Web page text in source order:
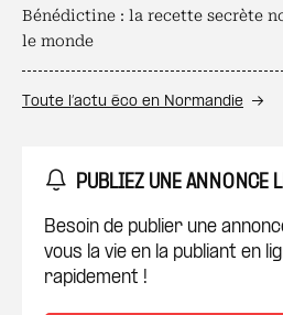
Bénédictine : la recette secrète
le monde
Toute l’actu éco en Normandie
PUBLIEZ UNE ANNONCE
Besoin de publier une
vous la vie en la publiant en
rapidement !